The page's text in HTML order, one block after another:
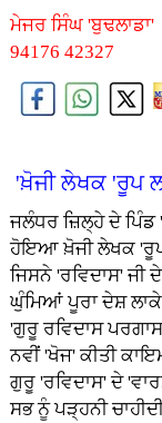
ਮੇਜਰ ਸਿੰਘ 'ਬੁਢਲਾਡਾ'
94176 42327
'ਖ਼ੋਜੀ ਲੇਖਕ 'ਰੂਪ
ਜਲੰਧਰ ਜ਼ਿਲ੍ਹੇ ਦੇ ਪਿੰਡ
ਹੋਇਆ ਖ਼ੋਜੀ ਲੇਖਕ 'ਰੂਪ
ਜਿਸਨੇ 'ਰਵਿਦਾਸ' ਜੀ
ਘੁੰਮਿਆਂ ਪੂਰਾ ਦੇਸ਼ ਲਾਕੇ
'ਗੁਰੂ ਰਵਿਦਾਸ
ਨਵੀਂ 'ਖੋਜ' ਕੀਤੀ
ਗੁਰੂ 'ਰਵਿਦਾਸ' ਦੇ
ਸਭ ਨੂੰ ਪੜ੍ਹਨੀ